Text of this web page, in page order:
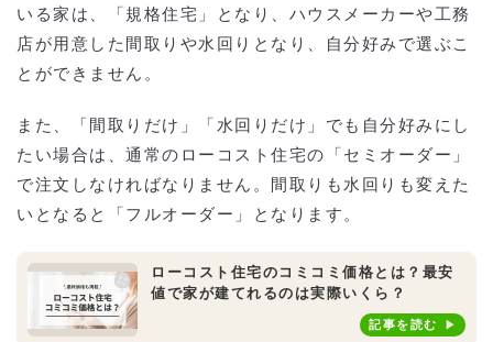
いる家は、「規格住宅」となり、ハウスメーカーや工務
店が用意した間取りや水回りとなり、自分好みで選ぶこ
とができません。
また、「間取りだけ」「水回りだけ」でも自分好みにし
たい場合は、通常のローコスト住宅の「セミオーダー」
で注文しなければなりません。間取りも水回りも変えた
いとなると「フルオーダー」となります。
ローコスト住宅のコミコミ価格とは？最安
値で家が建てれるのは実際いくら？
記事を読む